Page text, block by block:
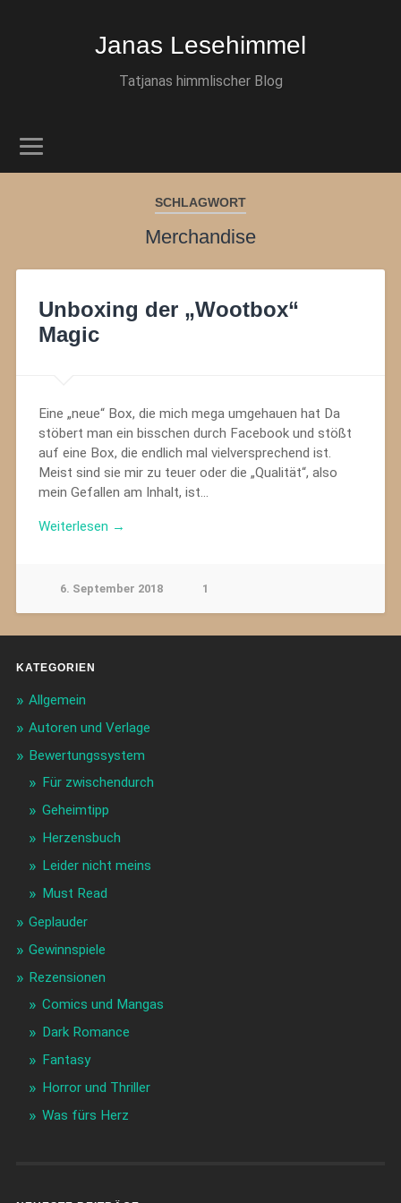
Janas Lesehimmel
Tatjanas himmlischer Blog
SCHLAGWORT
Merchandise
Unboxing der „Wootbox“
Magic
Eine „neue“ Box, die mich mega umgehauen hat Da
stöbert man ein bisschen durch Facebook und stößt
auf eine Box, die endlich mal vielversprechend ist.
Meist sind sie mir zu teuer oder die „Qualität“, also
mein Gefallen am Inhalt, ist…
Weiterlesen →
6. September 2018 1
KATEGORIEN
Allgemein
Autoren und Verlage
Bewertungssystem
Für zwischendurch
Geheimtipp
Herzensbuch
Leider nicht meins
Must Read
Geplauder
Gewinnspiele
Rezensionen
Comics und Mangas
Dark Romance
Fantasy
Horror und Thriller
Was fürs Herz